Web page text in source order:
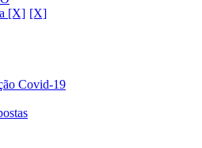
[X]
Covid-19